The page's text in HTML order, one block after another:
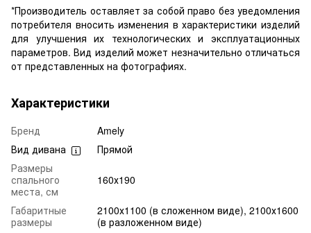
*Производитель оставляет за собой право без уведомления
потребителя вносить изменения в характеристики изделий
для улучшения их технологических и эксплуатационных
параметров. Вид изделий может незначительно отличаться
от представленных на фотографиях.
Характеристики
Бренд
Amely
Вид дивана
Прямой
Размеры
спального
места, см
160х190
Габаритные
размеры
2100х1100 (в сложенном виде), 2100х1600
(в разложенном виде)